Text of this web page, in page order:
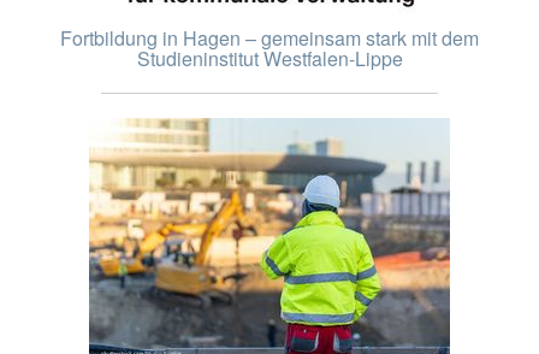
Fortbildung in Hagen – gemeinsam stark mit dem
Studieninstitut Westfalen-Lippe